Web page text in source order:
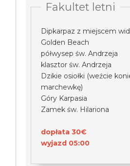
Fakultet letni
Dipkarpaz z miejscem
Golden Beach
półwysep św. Andrzeja
klasztor św. Andrzeja
Dzikie osiołki (weźcie
marchewkę)
Góry Karpasia
Zamek św. Hilariona
dopłata 30€
wyjazd 05:00